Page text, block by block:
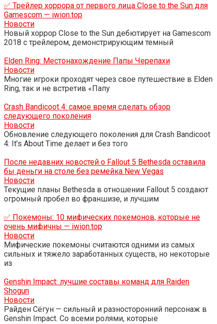
✅ Трейлер хоррора от первого лица Close to the Sun для
Gamescom — iwion.top
Новости
Новый хоррор Close to the Sun дебютирует на Gamescom
2018 с трейлером, демонстрирующим темный
Elden Ring: Местонахождение Папы Черепахи
Новости
Многие игроки проходят через свое путешествие в Elden
Ring, так и не встретив «Папу
Crash Bandicoot 4: самое время сделать обзор
следующего поколения
Новости
Обновление следующего поколения для Crash Bandicoot
4: It’s About Time делает и без того
После недавних новостей о Fallout 5 Bethesda оставила
бы деньги на столе без ремейка New Vegas
Новости
Текущие планы Bethesda в отношении Fallout 5 создают
огромный пробел во франшизе, и лучшим
✅ Покемоны: 10 мифических покемонов, которые не
очень мифичны — iwion.top
Новости
Мифические покемоны считаются одними из самых
сильных и тяжело заработанных существ, но некоторые
из
Genshin Impact: лучшие составы команд для Raiden
Shogun
Новости
Райден Сёгун — сильный и разносторонний персонаж в
Genshin Impact. Со всеми ролями, которые